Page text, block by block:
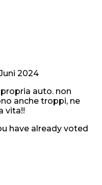
2024
auto. non
anche troppi, ne
vita!!
have already voted